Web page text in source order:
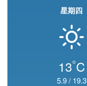
星期四
13°C
5.9/ 19.3